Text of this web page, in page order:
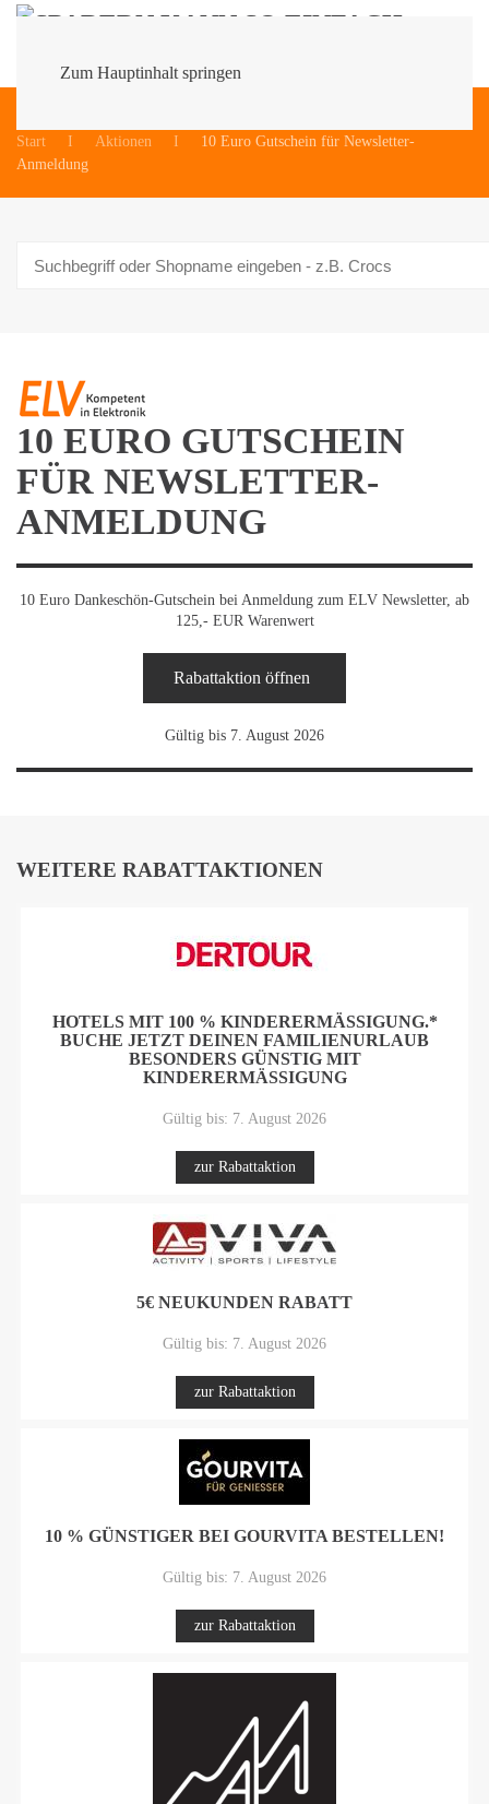
Zum Hauptinhalt springen
Start
Aktionen
10 Euro Gutschein für Newsletter-
Anmeldung
10 EURO GUTSCHEIN
FÜR NEWSLETTER-
ANMELDUNG
10 Euro Dankeschön-Gutschein bei Anmeldung zum ELV Newsletter, ab
125,- EUR Warenwert
Rabattaktion öffnen
Gültig bis 7. August 2026
WEITERE RABATTAKTIONEN
HOTELS MIT 100 % KINDERERMÄSSIGUNG.* B
UCHE JETZT DEINEN FAMILIENURLAUB B
ESONDERS GÜNSTIG MIT K
INDERERMÄSSIGUNG
Gültig bis: 7. August 2026
zur Rabattaktion
5€ NEUKUNDEN RABATT
Gültig bis: 7. August 2026
zur Rabattaktion
10 % GÜNSTIGER BEI GOURVITA BESTELLEN!
Gültig bis: 7. August 2026
zur Rabattaktion